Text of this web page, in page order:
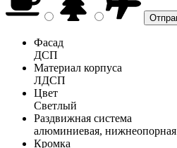
Фасад
ДСП
Материал корпуса
ЛДСП
Цвет
Светлый
Раздвижная система
алюминиевая, нижнеопорная
Кромка